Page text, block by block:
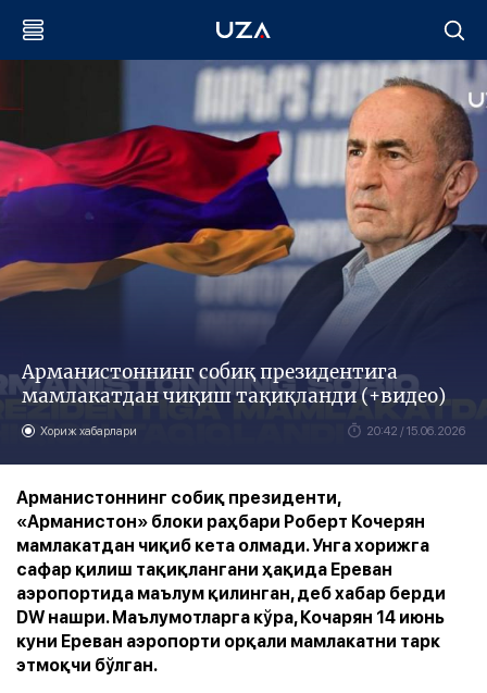
Арманистоннинг собиқ президентига
мамлакатдан чиқиш тақиқланди (+видео)
Хориж хабарлари 20:42 / 15.06.2026
Арманистоннинг собиқ президенти,
«Арманистон» блоки раҳбари Роберт Кочерян
мамлакатдан чиқиб кета олмади. Унга хорижга
сафар қилиш тақиқлангани ҳақида Ереван
аэропортида маълум қилинган, деб хабар берди
DW нашри. Маълумотларга кўра, Кочарян 14 июнь
куни Ереван аэропорти орқали мамлакатни тарк
этмоқчи бўлган.